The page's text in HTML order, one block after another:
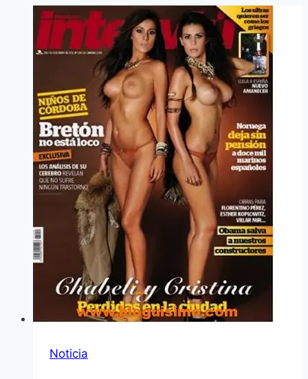
Noticia